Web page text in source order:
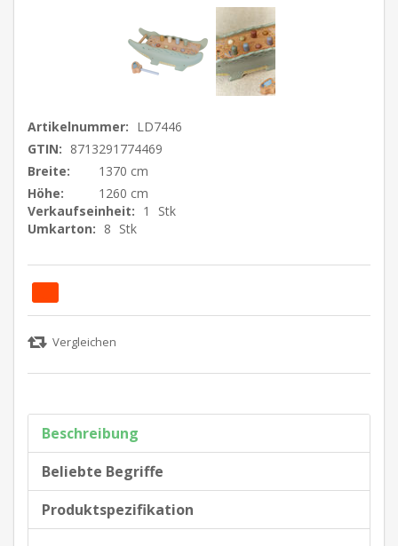
Artikelnummer: LD7446
GTIN: 8713291774469
Breite:
1370 cm
Höhe:
1260 cm
Verkaufseinheit: 1
Stk
Umkarton: 8 Stk
Beschreibung
Beliebte Begriffe
Produktspezifikation